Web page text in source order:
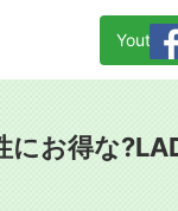
にお得な